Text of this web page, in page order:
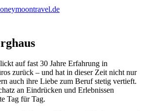
auf fast 30 Jahre Erfahrung in
zurück – und hat in dieser Zeit nicht nur
auch ihre Liebe zum Beruf stetig vertieft.
an Eindrücken und Erlebnissen
Tag für Tag.